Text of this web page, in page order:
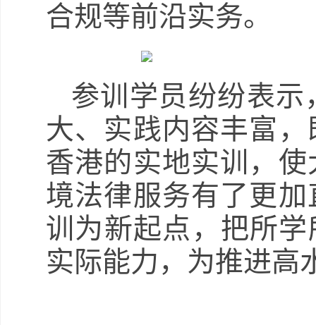
合规等前沿实务。
参训学员纷纷表
大、实践内容丰富
香港的实地实训，
境法律服务有了更
训为新起点，把所
实际能力，为推进高